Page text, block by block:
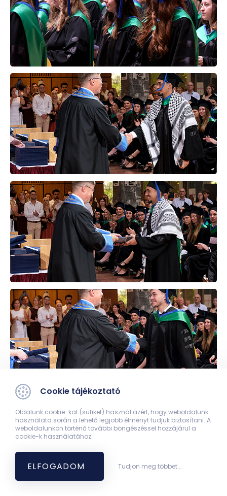
Cookie tájékoztató
Oldalunk cookie-kat (sütiket) használ azért, hogy weboldalunk
használata során a lehető legjobb élményt tudjuk biztosítani. A
weboldalunkon történő további böngészéssel hozzájárul a
cookie-k használatához.
ELFOGADOM Tudjon meg többet...